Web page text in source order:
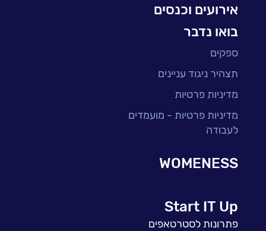
אירועים וכנסים
בואו נדבר
ספקים
תצהיר ניגוד עניינים
מדיניות פרטיות
מדיניות פרטיות - מועמדים
לעבודה
WOMENESS
Start IT Up
פתרונות לסטרטאפים